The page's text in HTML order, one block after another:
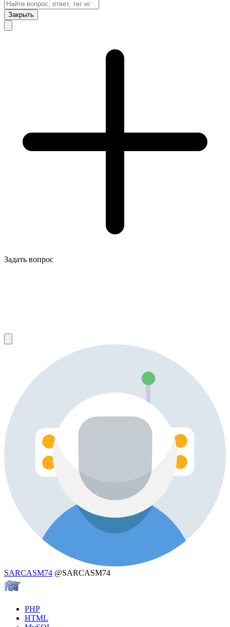
Закрыть
Задать вопрос
SARCASM74 @SARCASM74
PHP
HTML